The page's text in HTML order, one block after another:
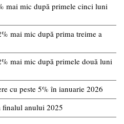
mai mic după primele cinci luni
mai mic după prima treime a
mai mic după primele două luni
cu peste 5% în ianuarie 2026
finalul anului 2025